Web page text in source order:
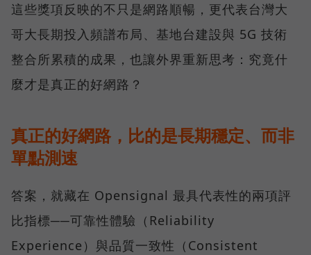
這些獎項反映的不只是網路順暢，更代表台灣大
哥大長期投入頻譜布局、基地台建設與 5G 技術
整合所累積的成果，也讓外界重新思考：究竟什
麼才是真正的好網路？
真正的好網路，比的是長期穩定、而非
單點測速
答案，就藏在 Opensignal 最具代表性的兩項評
比指標──可靠性體驗（Reliability
Experience）與品質一致性（Consistent